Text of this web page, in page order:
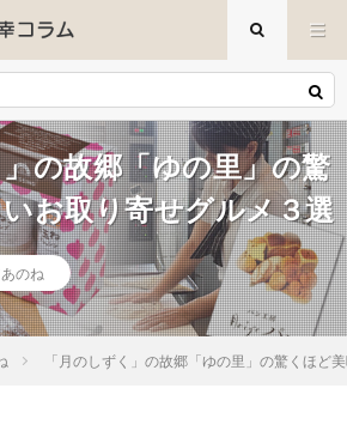
の故郷「ゆの里」の驚
お取り寄せグルメ３選
のね
「月のしずく」の故郷「ゆの里」の驚くほど